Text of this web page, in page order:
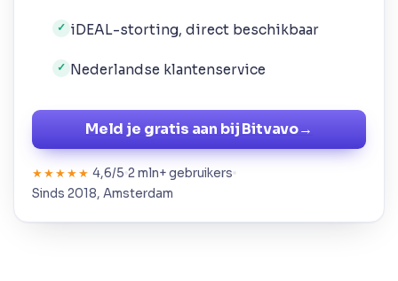
✓ iDEAL-storting, direct beschikbaar
✓ Nederlandse klantenservice
Meld je gratis aan bij Bitvavo→
★★★★★ 4,6/5 2 mln+ gebruikers
Sinds 2018, Amsterdam